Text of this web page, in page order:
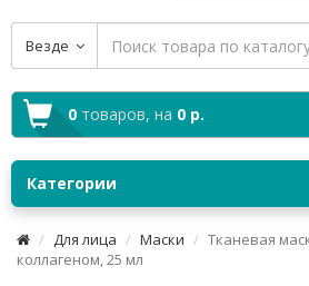
Везде
0 товаров, на 0 р.
Категории
Для лица Маски
Тканевая
коллагеном, 25 мл